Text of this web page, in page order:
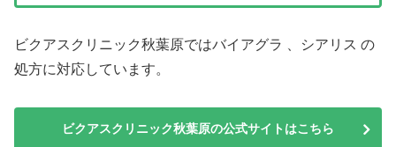
ビクアスクリニック秋葉原ではバイアグラ 、シアリス の
処方に対応しています。
ビクアスクリニック秋葉原の公式サイトはこちら